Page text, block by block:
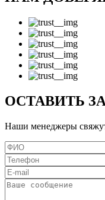
ОСТАВИТЬ
Наши менеджеры